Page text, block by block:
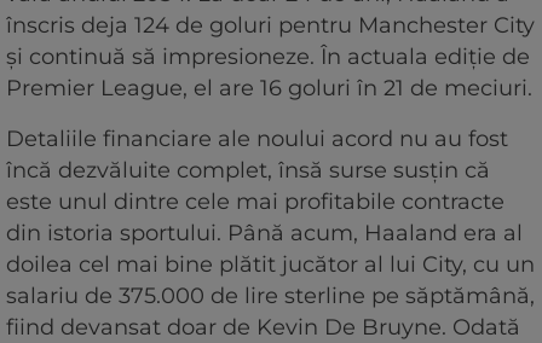
înscris deja 124 de goluri pentru Manchester City
și continuă să impresioneze. În actuala ediție de
Premier League, el are 16 goluri în 21 de meciuri.
Detaliile financiare ale noului acord nu au fost
încă dezvăluite complet, însă surse susțin că
este unul dintre cele mai profitabile contracte
din istoria sportului. Până acum, Haaland era al
doilea cel mai bine plătit jucător al lui City, cu un
salariu de 375.000 de lire sterline pe săptămână,
fiind devansat doar de Kevin De Bruyne. Odată